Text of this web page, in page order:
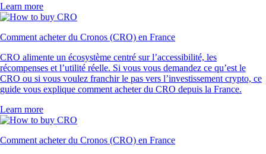
Learn more
Comment acheter du Cronos (CRO) en France
CRO alimente un écosystème centré sur l’accessibilité, les
récompenses et l’utilité réelle. Si vous vous demandez ce qu’est le
CRO ou si vous voulez franchir le pas vers l’investissement crypto, ce
guide vous explique comment acheter du CRO depuis la France.
Learn more
Comment acheter du Cronos (CRO) en France